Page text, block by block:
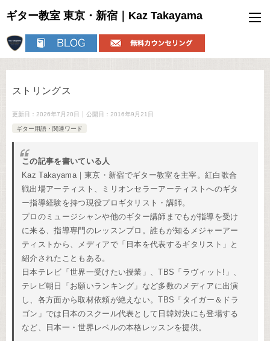
ギター教室 東京・新宿｜Kaz Takayama
ストリングス
更新日： 2026年7月20日 公開日： 2016年9月21日
ギター用語・関連ワード
この記事を書いている人
Kaz Takayama｜東京・新宿でギター教室を主宰。紅白歌合
戦出場アーティスト、ミリオンセラーアーティストへのギタ
ー指導経験を持つ現役プロギタリスト・講師。
プロのミュージシャンや他のギター講師までもが指導を受け
に来る、指導専門のレッスンプロ。誰もが知るメジャーアー
ティストから、メディアで「日本を代表するギタリスト」と
紹介されたこともある。
日本テレビ「世界一受けたい授業」、TBS「ラヴィット!」、
テレビ朝日「お願いランキング」など多数のメディアに出演
し、各方面から取材依頼が絶えない。TBS「タイガー＆ドラ
ゴン」では日本のスクール代表として日韓対決にも登場する
など、日本一・世界レベルの本格レッスンを提供。